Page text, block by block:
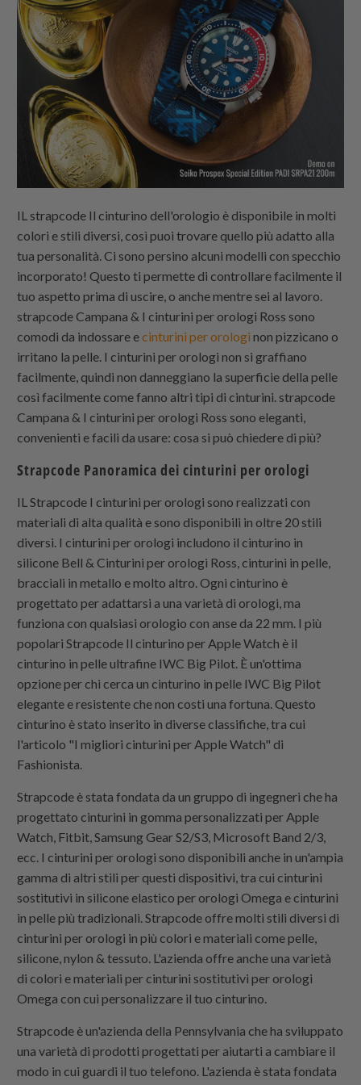
IL strapcode Il cinturino dell'orologio è disponibile in molti
colori e stili diversi, così puoi trovare quello più adatto alla
tua personalità. Ci sono persino alcuni modelli con specchio
incorporato! Questo ti permette di controllare facilmente il
tuo aspetto prima di uscire, o anche mentre sei al lavoro.
strapcodeCampana & I cinturini per orologi Ross sono
comodi da indossare ecinturini per orologi non pizzicano o
irritano la pelle. I cinturini per orologi non si graffiano
facilmente, quindi non danneggiano la superficie della pelle
così facilmente come fanno altri tipi di cinturini. strapcode
Campana & I cinturini per orologi Ross sono eleganti,
convenienti e facili da usare: cosa si può chiedere di più?
Strapcode Panoramica dei cinturini per orologi
IL Strapcode I cinturini per orologi sono realizzati con
materiali di alta qualità e sono disponibili in oltre 20 stili
diversi. I cinturini per orologi includono il cinturino in
silicone Bell & Cinturini per orologi Ross, cinturini in pelle,
bracciali in metallo e molto altro. Ogni cinturino è
progettato per adattarsi a una varietà di orologi, ma
funziona con qualsiasi orologio con anse da 22 mm. I più
popolari Strapcode Il cinturino per Apple Watch è il
cinturino in pelle ultrafine IWC Big Pilot. È un'ottima
opzione per chi cerca un cinturino in pelle IWC Big Pilot
elegante e resistente che non costi una fortuna. Questo
cinturino è stato inserito in diverse classifiche, tra cui
l'articolo "I migliori cinturini per Apple Watch" di
Fashionista.
Strapcode è stata fondata da un gruppo di ingegneri che ha
progettato cinturini in gomma personalizzati per Apple
Watch, Fitbit, Samsung Gear S2/S3, Microsoft Band 2/3,
ecc. I cinturini per orologi sono disponibili anche in un'ampia
gamma di altri stili per questi dispositivi, tra cui cinturini
sostitutivi in ​​silicone elastico per orologi Omega e cinturini
in pelle più tradizionali. Strapcode offre molti stili diversi di
cinturini per orologi in più colori e materiali come pelle,
silicone, nylon & tessuto. L'azienda offre anche una varietà
di colori e materiali per cinturini sostitutivi per orologi
Omega con cui personalizzare il tuo cinturino.
Strapcode è un'azienda della Pennsylvania che ha sviluppato
una varietà di prodotti progettati per aiutarti a cambiare il
modo in cui guardi il tuo telefono. L'azienda è stata fondata